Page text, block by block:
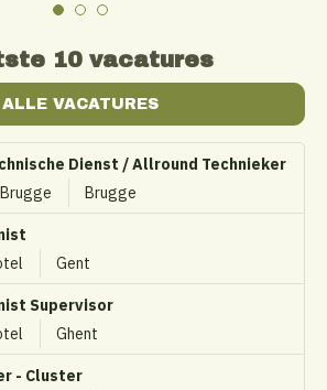
10 vacatures
ALLE VACATURES
Dienst / Allround Technieker
Brugge
Gent
Supervisor
Ghent
- Cluster